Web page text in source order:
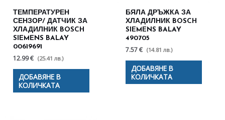
ТЕМПЕРАТУРЕН
СЕНЗОР/ ДАТЧИК ЗА
ХЛАДИЛНИК BOSCH
SIEMENS BALAY
00619691
12.99 € (25.41 лв.)
ДОБАВЯНЕ В
КОЛИЧКАТА
БЯЛА ДРЪЖКА ЗА
ХЛАДИЛНИК BOSCH
SIEMENS BALAY
490705
7.57 € (14.81 лв.)
ДОБАВЯНЕ В
КОЛИЧКАТА